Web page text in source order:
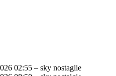
02:55 – sky nostaglie